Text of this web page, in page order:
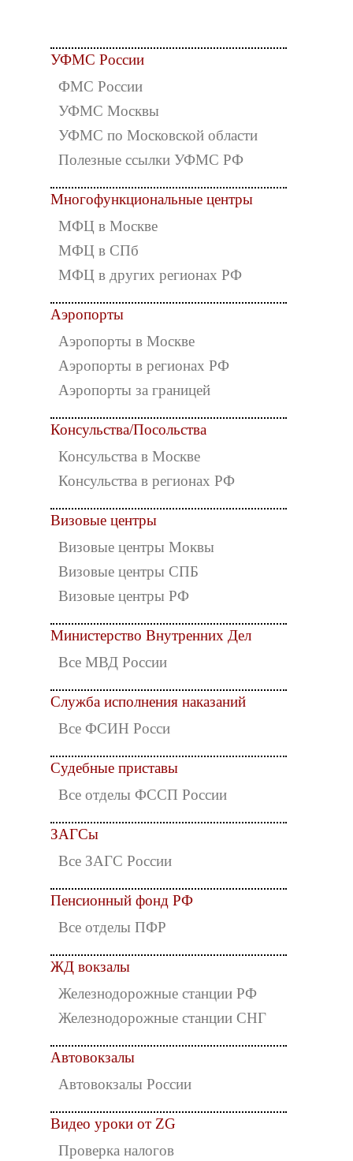
УФМС России
ФМС России
УФМС Москвы
УФМС по Московской области
Полезные ссылки УФМС РФ
Многофункциональные центры
МФЦ в Москве
МФЦ в СПб
МФЦ в других регионах РФ
Аэропорты
Аэропорты в Москве
Аэропорты в регионах РФ
Аэропорты за границей
Консульства/Посольства
Консульства в Москве
Консульства в регионах РФ
Визовые центры
Визовые центры Моквы
Визовые центры СПБ
Визовые центры РФ
Министерство Внутренних Дел
Все МВД России
Служба исполнения наказаний
Все ФСИН Росси
Судебные приставы
Все отделы ФССП России
ЗАГСы
Все ЗАГС России
Пенсионный фонд РФ
Все отделы ПФР
ЖД вокзалы
Железнодорожные станции РФ
Железнодорожные станции СНГ
Автовокзалы
Автовокзалы России
Видео уроки от ZG
Проверка налогов